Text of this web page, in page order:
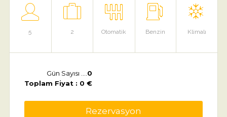
5 2 Otomatik Benzin Klimalı
Gün Sayısı ....0
Toplam Fiyat : 0 €
Rezervasyon